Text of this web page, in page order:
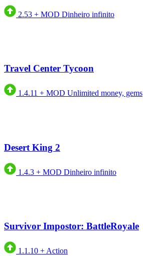
2.53 + MOD Dinheiro infinito
Travel Center Tycoon
1.4.11 + MOD Unlimited money, gems
Desert King 2
1.4.3 + MOD Dinheiro infinito
Survivor Impostor: BattleRoyale
1.1.10 + Action